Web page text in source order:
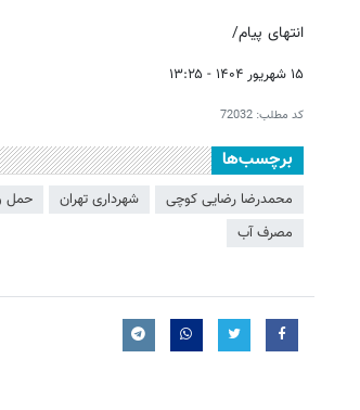
انتهای پیام/
۱۵ شهریور ۱۴۰۴ - ۱۳:۲۵
کد مطلب: 72032
برچسب‌ها
محمدرضا رضایی کوچی شهرداری تهران حمل
مصرف آب